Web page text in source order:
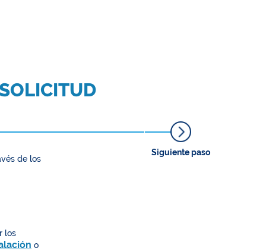
de los
los
o
Siguiente paso